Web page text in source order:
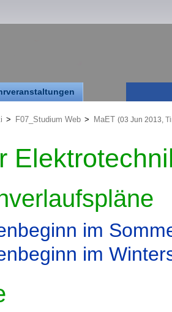
> F07_Studium Web > MaET (03 Jun 2013,
im
im